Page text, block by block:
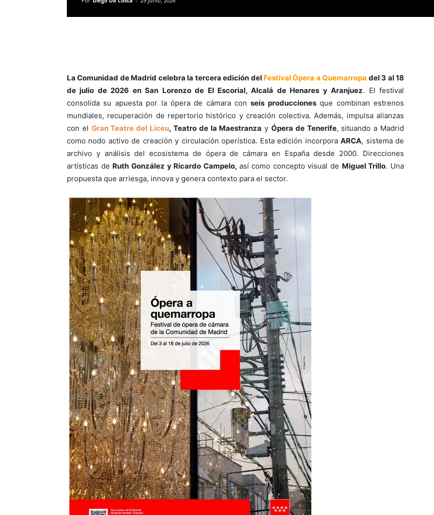
La Comunidad de Madrid celebra la tercera edición del Festival Ópera a Quemarropa del 3 al 18
de julio de 2026 enSan Lorenzo de El Escorial, Alcalá de Henares y Aranjuez. El festival
consolida su apuesta por la ópera de cámara conseis produccionesque combinan estrenos
mundiales, recuperación de repertorio histórico y creación colectiva. Además, impulsa alianzas
con el Gran Teatre del Liceu, Teatro de la Maestranza y Ópera de Tenerife, situando a Madrid
como nodo activo de creación y circulación operística. Esta edición incorporaARCA, sistema de
archivo y análisis del ecosistema de ópera de cámara en España desde 2000. Direcciones
artísticas de Ruth González y Ricardo Campelo, así como concepto visual de Miguel Trillo. Una
propuesta que arriesga, innova y genera contexto para el sector.